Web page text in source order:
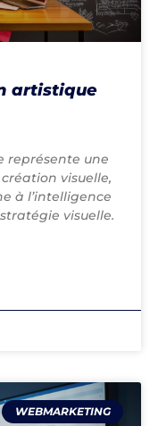
artistique
représente une
visuelle,
à l’intelligence
visuelle.
WEBMARKETING